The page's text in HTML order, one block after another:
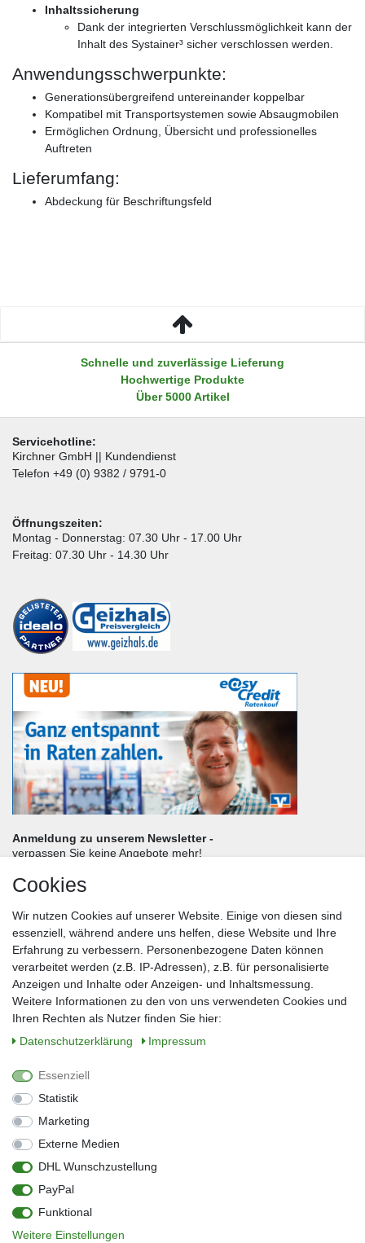
Inhaltssicherung
Dank der integrierten Verschlussmöglichkeit kann der
Inhalt des Systainer³ sicher verschlossen werden.
Anwendungsschwerpunkte:
Generationsübergreifend untereinander koppelbar
Kompatibel mit Transportsystemen sowie Absaugmobilen
Ermöglichen Ordnung, Übersicht und professionelles
Auftreten
Lieferumfang:
Abdeckung für Beschriftungsfeld
Schnelle und zuverlässige Lieferung
Hochwertige Produkte
Über 5000 Artikel
Servicehotline:
Kirchner GmbH || Kundendienst
Telefon +49 (0) 9382 / 9791-0
Öffnungszeiten:
Montag - Donnerstag: 07.30 Uhr - 17.00 Uhr
Freitag: 07.30 Uhr - 14.30 Uhr
Anmeldung zu unserem Newsletter -
verpassen Sie keine Angebote mehr!
Nachname*
E-Mail*
Sie können den Newsletter jederzeit kostenlos abbestellen.
** gilt für Lieferungen innerhalb Deutschlands, Lieferzeiten für andere Länder
entnehmen Sie bitte der Schaltfläche mit den Versandinformationen
Widerrufs­recht
Kontakt
Barrierefreiheitserklärung
Zahlung & Versand
Vertrag widerrufen
Cookies
Wir nutzen Cookies auf unserer Website. Einige von diesen sind
essenziell, während andere uns helfen, diese Website und Ihre
Erfahrung zu verbessern. Personenbezogene Daten können
verarbeitet werden (z.B. IP-Adressen), z.B. für personalisierte
Anzeigen und Inhalte oder Anzeigen- und Inhaltsmessung.
Weitere Informationen zu den von uns verwendeten Cookies und
Ihren Rechten als Nutzer finden Sie hier:
Daten­schutz­erklärung
Impressum
Essenziell
Statistik
Marketing
Externe Medien
DHL Wunschzustellung
PayPal
Funktional
Weitere Einstellungen